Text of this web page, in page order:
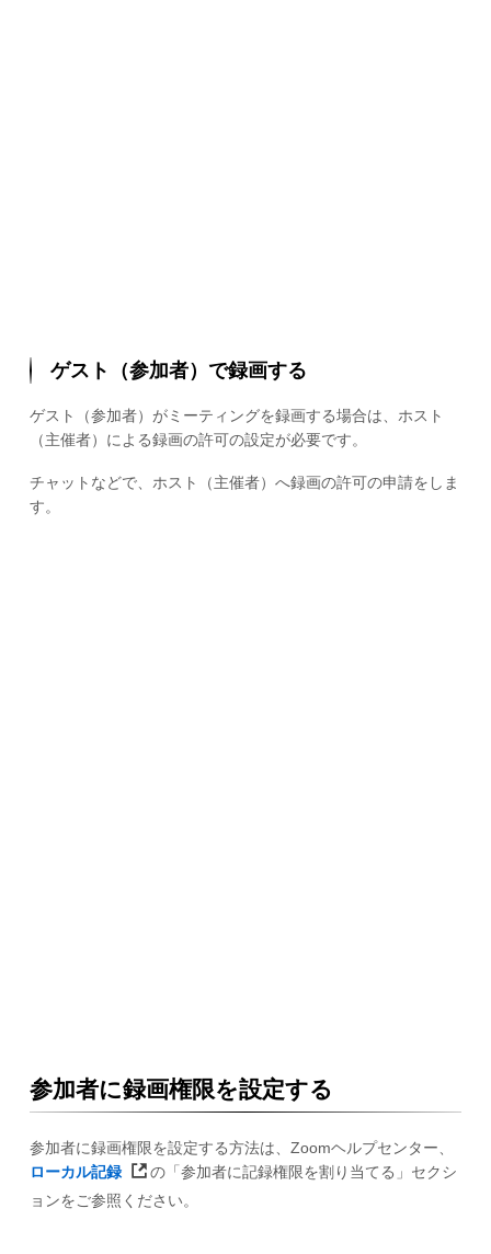
ゲスト（参加者）で録画する
ゲスト（参加者）がミーティングを録画する場合は、ホスト
（主催者）による録画の許可の設定が必要です。
チャットなどで、ホスト（主催者）へ録画の許可の申請をしま
す。
参加者に録画権限を設定する
参加者に録画権限を設定する方法は、Zoomヘルプセンター、
ローカル記録
の「参加者に記録権限を割り当てる」セクシ
ョンをご参照ください。